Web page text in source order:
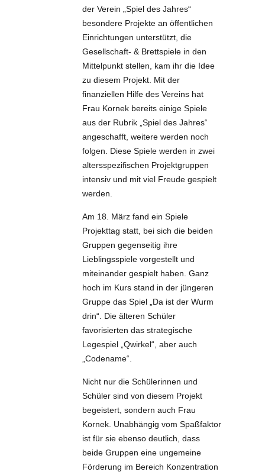
der Verein „Spiel des Jahres“
besondere Projekte an öffentlichen
Einrichtungen unterstützt, die
Gesellschaft- & Brettspiele in den
Mittelpunkt stellen, kam ihr die Idee
zu diesem Projekt. Mit der
finanziellen Hilfe des Vereins hat
Frau Kornek bereits einige Spiele
aus der Rubrik „Spiel des Jahres“
angeschafft, weitere werden noch
folgen. Diese Spiele werden in zwei
altersspezifischen Projektgruppen
intensiv und mit viel Freude gespielt
werden.
Am 18. März fand ein Spiele
Projekttag statt, bei sich die beiden
Gruppen gegenseitig ihre
Lieblingsspiele vorgestellt und
miteinander gespielt haben. Ganz
hoch im Kurs stand in der jüngeren
Gruppe das Spiel „Da ist der Wurm
drin“. Die älteren Schüler
favorisierten das strategische
Legespiel „Qwirkel“, aber auch
„Codename“.
Nicht nur die Schülerinnen und
Schüler sind von diesem Projekt
begeistert, sondern auch Frau
Kornek. Unabhängig vom Spaßfaktor
ist für sie ebenso deutlich, dass
beide Gruppen eine ungemeine
Förderung im Bereich Konzentration